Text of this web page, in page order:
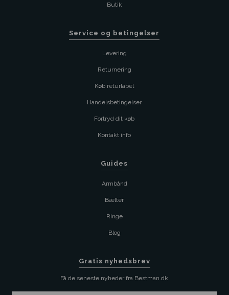
Butik
Service og betingelser
Levering
Returnering
Køb returlabel
Handelsbetingelser
Fortryd dit køb
Kontakt info
Guides
Armbånd
Bælter
Ringe
Blog
Gratis nyhedsbrev
Få de seneste nyheder fra Bestman.dk